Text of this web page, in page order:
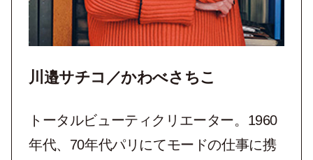
川邉サチコ／かわべさちこ
トータルビューティクリエーター。1960
年代、70年代パリにてモードの仕事に携